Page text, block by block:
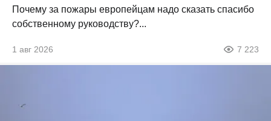
Почему за пожары европейцам надо сказать спасибо
собственному руководству?...
1 авг 2026 7 223